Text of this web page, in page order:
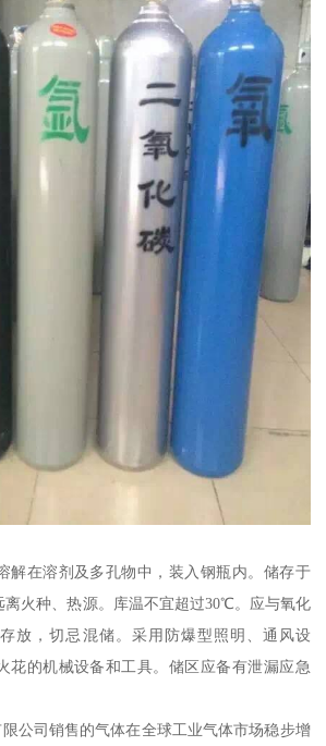
解在溶剂及多孔物中，装入钢瓶内。储存于
离火种、热源。库温不宜超过30℃。应与氧化
放，切忌混储。采用防爆型照明、通风设
花的机械设备和工具。储区应备有泄漏应急
公司销售的气体在全球工业气体市场稳步增